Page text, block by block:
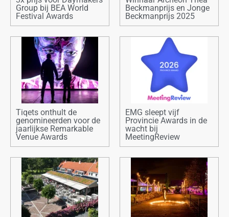
Group bij BEA World
Festival Awards
Beckmanprijs en Jonge
Beckmanprijs 2025
Tiqets onthult de
genomineerden voor de
jaarlijkse Remarkable
Venue Awards
EMG sleept vijf
Provincie Awards in de
wacht bij
MeetingReview